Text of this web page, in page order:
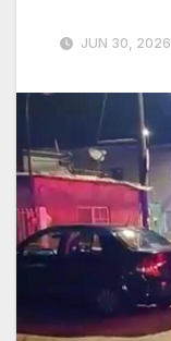
JUN 30, 2026